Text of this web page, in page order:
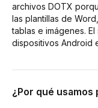
archivos DOTX
las plantillas de
tablas e imágenes.
dispositivos Android
¿Por qué